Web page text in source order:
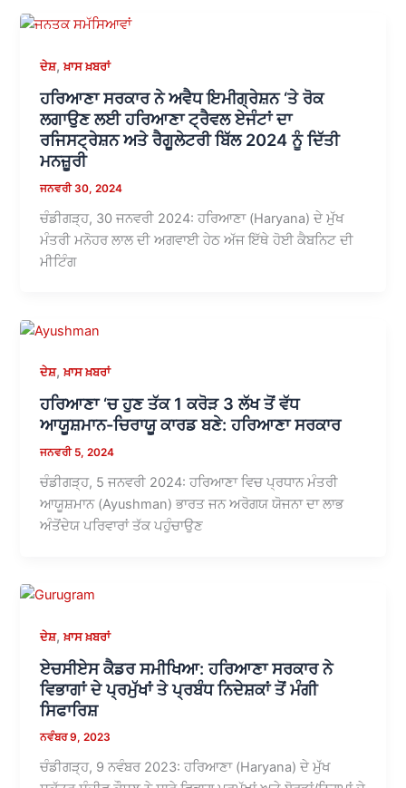
ਦੇਸ਼,ਖ਼ਾਸ ਖ਼ਬਰਾਂ
ਹਰਿਆਣਾ ਸਰਕਾਰ ਨੇ ਅਵੈਧ ਇਮੀਗ੍ਰੇਸ਼ਨ ‘ਤੇ ਰੋਕ
ਲਗਾਉਣ ਲਈ ਹਰਿਆਣਾ ਟ੍ਰੈਵਲ ਏਜੰਟਾਂ ਦਾ
ਰਜਿਸਟ੍ਰੇਸ਼ਨ ਅਤੇ ਰੈਗੂਲੇਟਰੀ ਬਿੱਲ 2024 ਨੂੰ ਦਿੱਤੀ
ਮਨਜ਼ੂਰੀ
ਜਨਵਰੀ 30, 2024
ਚੰਡੀਗੜ੍ਹ, 30 ਜਨਵਰੀ 2024: ਹਰਿਆਣਾ (Haryana) ਦੇ ਮੁੱਖ
ਮੰਤਰੀ ਮਨੋਹਰ ਲਾਲ ਦੀ ਅਗਵਾਈ ਹੇਠ ਅੱਜ ਇੱਥੇ ਹੋਈ ਕੈਬਨਿਟ ਦੀ
ਮੀਟਿੰਗ
ਦੇਸ਼,ਖ਼ਾਸ ਖ਼ਬਰਾਂ
ਹਰਿਆਣਾ ‘ਚ ਹੁਣ ਤੱਕ 1 ਕਰੋੜ 3 ਲੱਖ ਤੋਂ ਵੱਧ
ਆਯੂਸ਼ਮਾਨ-ਚਿਰਾਯੂ ਕਾਰਡ ਬਣੇ: ਹਰਿਆਣਾ ਸਰਕਾਰ
ਜਨਵਰੀ 5, 2024
ਚੰਡੀਗੜ੍ਹ, 5 ਜਨਵਰੀ 2024: ਹਰਿਆਣਾ ਵਿਚ ਪ੍ਰਧਾਨ ਮੰਤਰੀ
ਆਯੂਸ਼ਮਾਨ (Ayushman) ਭਾਰਤ ਜਨ ਅਰੋਗਯ ਯੋਜਨਾ ਦਾ ਲਾਭ
ਅੰਤੋਂਦੇਯ ਪਰਿਵਾਰਾਂ ਤੱਕ ਪਹੁੰਚਾਉਣ
ਦੇਸ਼,ਖ਼ਾਸ ਖ਼ਬਰਾਂ
ਏਚਸੀਏਸ ਕੈਡਰ ਸਮੀਖਿਆ: ਹਰਿਆਣਾ ਸਰਕਾਰ ਨੇ
ਵਿਭਾਗਾਂ ਦੇ ਪ੍ਰਮੁੱਖਾਂ ਤੇ ਪ੍ਰਬੰਧ ਨਿਦੇਸ਼ਕਾਂ ਤੋਂ ਮੰਗੀ
ਸਿਫਾਰਿਸ਼
ਨਵੰਬਰ 9, 2023
ਚੰਡੀਗੜ੍ਹ, 9 ਨਵੰਬਰ 2023: ਹਰਿਆਣਾ (Haryana) ਦੇ ਮੁੱਖ